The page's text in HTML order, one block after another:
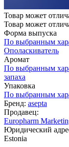
Товар может
Товар может
Форма выпуска
По выбранным
Ополаскиватель
Аромат
По выбранным
запаха
Упаковка
По выбранным
Бренд: asepta
Продавец:
Europharm
Юридический
Estonia